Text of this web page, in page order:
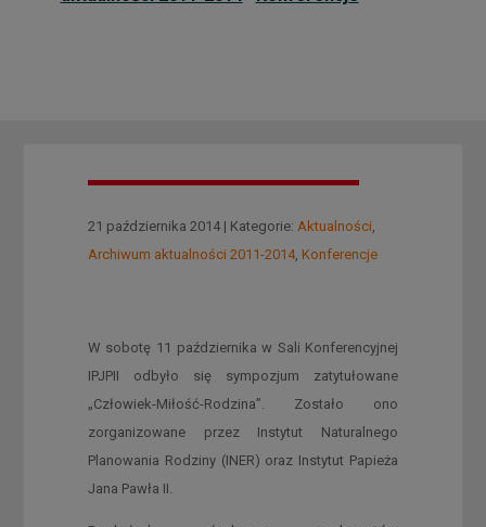
21 października 2014 | Kategorie: Aktualności
Archiwum aktualności 2011-2014, Konferencje
W sobotę 11 października w Sali Konferencyjnej
IPJPII odbyło się sympozjum zatytułowane
„Człowiek-Miłość-Rodzina”. Zostało ono
zorganizowane przez Instytut Naturalnego
Planowania Rodziny (INER) oraz Instytut Papieża
Jana Pawła II.